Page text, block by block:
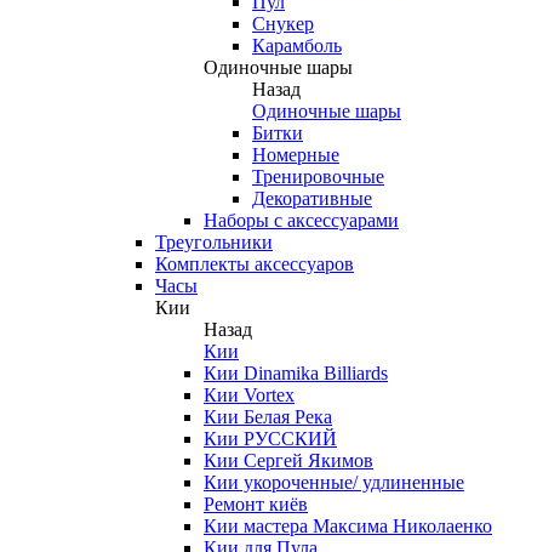
Снукер
Карамболь
Одиночные шары
Назад
Одиночные шары
Битки
Номерные
Тренировочные
Декоративные
Наборы с аксессуарами
Треугольники
Комплекты аксессуаров
Часы
Кии
Назад
Кии
Кии Dinamika Billiards
Кии Vortex
Кии Белая Река
Кии РУССКИЙ
Кии Сергей Якимов
Кии укороченные/ удлиненные
Ремонт киёв
Кии мастера Максима Николаенко
Кии для Пула